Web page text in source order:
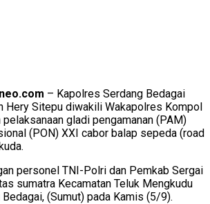
– Kapolres Serdang Bedagai
Hery Sitepu diwakili Wakapolres Kompol
gladi pengamanan (PAM)
(PON) XXI cabor balap sepeda (road
personel TNI-Polri dan Pemkab Sergai
sumatra Kecamatan Teluk Mengkudu
(Sumut) pada Kamis (5/9).